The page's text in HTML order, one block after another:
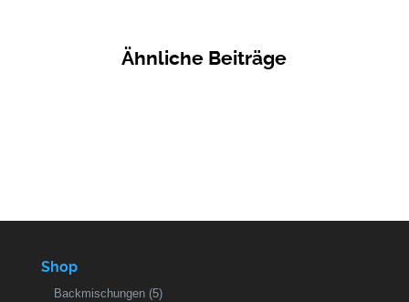
Ähnliche Beiträge
Shop
Backmischungen (5)